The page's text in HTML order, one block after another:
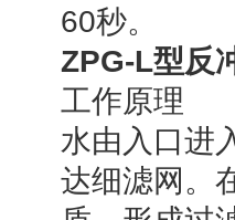
60秒。
ZPG-L型反
工作原理
水由入口进
达细滤网。